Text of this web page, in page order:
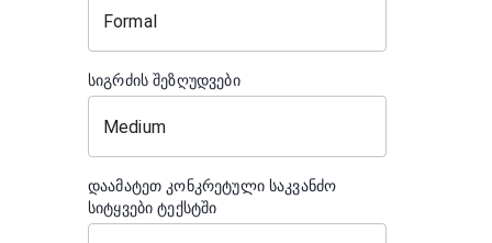
სიგრძის შეზღუდვები
დაამატეთ კონკრეტული საკვანძო
სიტყვები ტექსტში